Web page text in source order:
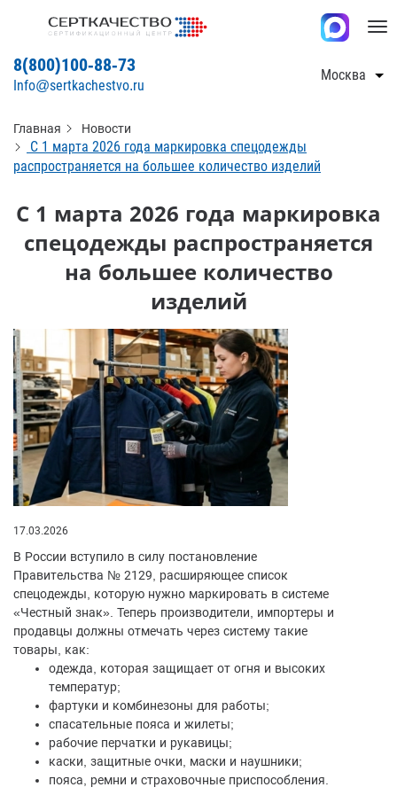
8(800)100-88-73
Info@sertkachestvo.ru
Москва
Главная Новости
С 1 марта 2026 года маркировка спецодежды
распространяется на большее количество изделий
С 1 марта 2026 года маркировка
спецодежды распространяется
на большее количество
изделий
17.03.2026
В России вступило в силу постановление
Правительства № 2129, расширяющее список
спецодежды, которую нужно маркировать в системе
«Честный знак». Теперь производители, импортеры и
продавцы должны отмечать через систему такие
товары, как:
одежда, которая защищает от огня и высоких
температур;
фартуки и комбинезоны для работы;
спасательные пояса и жилеты;
рабочие перчатки и рукавицы;
каски, защитные очки, маски и наушники;
пояса, ремни и страховочные приспособления.